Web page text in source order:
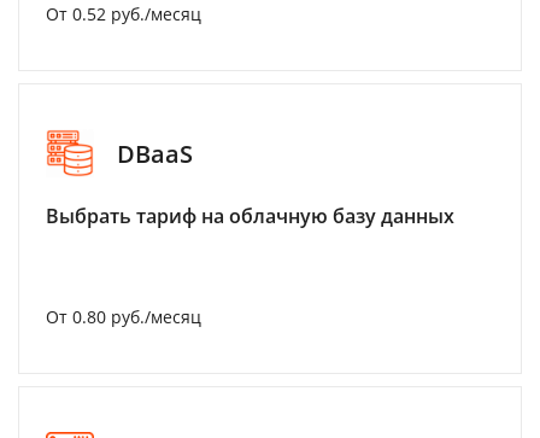
От 0.52 руб./месяц
DBaaS
Выбрать тариф на облачную базу данных
От 0.80 руб./месяц